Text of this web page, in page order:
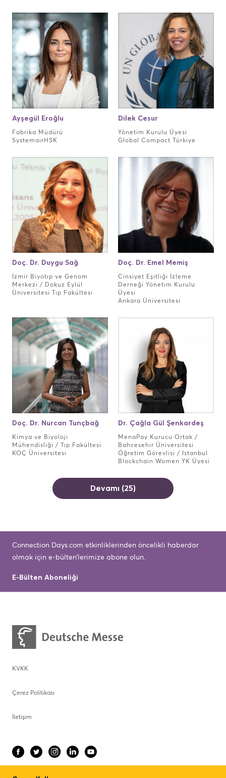
Ayşegül Eroğlu
Fabrika Müdürü
SystemairHSK
Dilek Cesur
Yönetim Kurulu Üyesi
Global Compact Türkiye
Doç. Dr. Duygu Sağ
İzmir Biyotıp ve Genom
Merkezi / Dokuz Eylül
Üniversitesi Tıp Fakültesi
Doç. Dr. Emel Memiş
Cinsiyet Eşitliği İzleme
Derneği Yönetim Kurulu
Üyesi
Ankara Üniversitesi
Doç. Dr. Nurcan Tunçbağ
Kimya ve Biyoloji
Mühendisliği / Tıp Fakültesi
KOÇ Üniversitesi
Dr. Çağla Gül Şenkardeş
MenaPay Kurucu Ortak /
Bahcesehir Üniversitesi
Öğretim Görevlisi / Istanbul
Blockchain Women YK Üyesi
Devamı (25)
Connection Days.com etkinliklerinden öncelikli haberdar
olmak için e-bülten’lerimize abone olun.
E-Bülten Aboneliği
KVKK
Çerez Politikası
İletişim